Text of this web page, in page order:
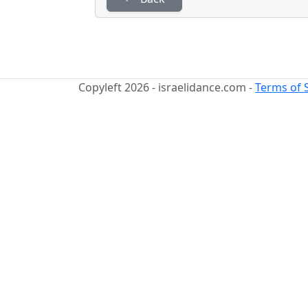
Copyleft 2026 - israelidance.com -Terms of